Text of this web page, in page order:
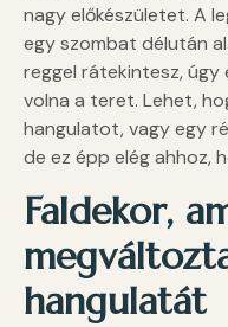
nagy előkészületet. A
egy szombat délután
reggel rátekintesz, úgy
volna a teret. Lehet,
hangulatot, vagy egy
de ez épp elég ahhoz,
Faldekor,
hangulatát